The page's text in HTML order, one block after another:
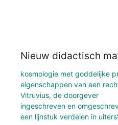
Nieuw didactisch
kosmologie met goddelijke
eigenschappen van een
Vitruvius, de doorgever
ingeschreven en
een lijnstuk verdelen in